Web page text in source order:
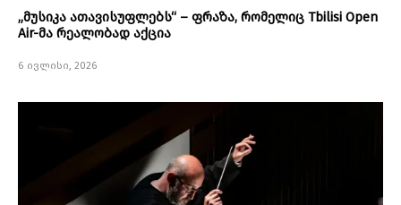
„მუსიკა ათავისუფლებს“ – ფრაზა, რომელიც Tbilisi Open
Air-მა რეალობად აქცია
6 ივლისი, 2026